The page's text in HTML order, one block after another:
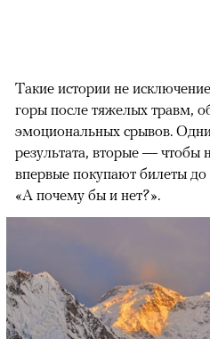
Такие истории не
горы после тяжелых травм,
эмоциональных срывов.
результата, вторые — чтобы
впервые покупают билеты
«А почему бы и нет?».